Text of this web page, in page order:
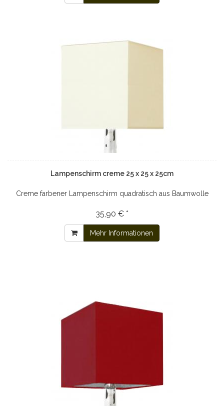
Lampenschirm creme 25 x 25 x 25cm
Creme farbener Lampenschirm quadratisch aus Baumwolle
35,90 € *
Mehr Informationen